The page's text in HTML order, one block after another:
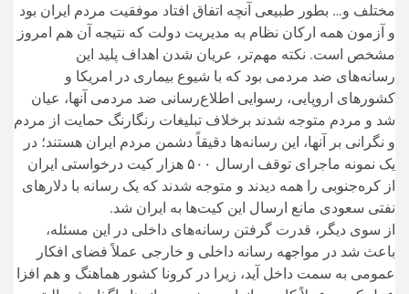
مختلف و… بطور طبیعی آنچه اتفاق افتاد موفقیت مردم ایران بود
و آزمون همه ارکان نظام به مدیریت دولت که نتیجه آن هم امروز
مشخص است. نکته مهم‌تر، عریان شدن اهداف پلید این
رسانه‌های ضد مردمی بود که با شیوع بیماری در امریکا و
کشور‌های اروپایی، رسوایی اطلاع‌رسانی ضد مردمی آنها، عیان
شد و مردم متوجه شدند برخلاف تبلیغات رنگارنگ حمایت از مردم
و نگرانی بر آنها، این رسانه‌ها دقیقاً دشمن مردم ایران هستند؛ در
یک نمونه ماجرای توقف ارسال ۵۰۰ هزار کیت درخواستی ایران
از کره‌جنوبی را همه دیدند و متوجه شدند که یک رسانه با دلار‌های
نفتی سعودی مانع ارسال این کیت‌ها به ایران شد.
از سوی دیگر، قدرت گرفتن رسانه‌های داخلی در این مسئله،
باعث شد در مواجهه رسانه داخلی و خارجی عملاً فضای افکار
عمومی به سمت داخل آید، زیرا در کرونا کشور هماهنگ و هم افزا